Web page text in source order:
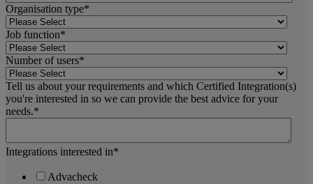
Organisation type*
Job function*
Number of users*
Tell us about your requirements and which Certified Integration(s)
you're interested in so we can provide the best advice for your
needs.*
Integrations interested in*
Advacheck